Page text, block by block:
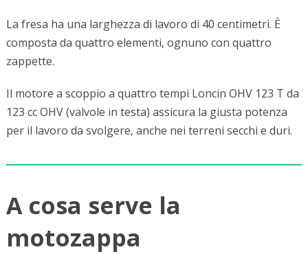
La fresa ha una larghezza di lavoro di 40 centimetri. È
composta da quattro elementi, ognuno con quattro
zappette.
Il motore a scoppio a quattro tempi Loncin OHV 123 T da
123 cc OHV (valvole in testa) assicura la giusta potenza
per il lavoro da svolgere, anche nei terreni secchi e duri.
A cosa serve la
motozappa